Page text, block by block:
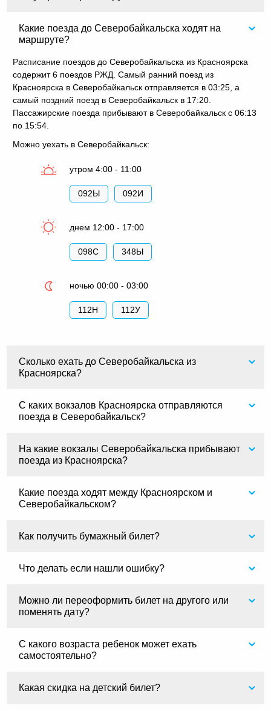
Какие поезда до Северобайкальска ходят на
маршруте?
Расписание поездов до Северобайкальска из Красноярска
содержит 6 поездов РЖД. Самый ранний поезд из
Красноярска в Северобайкальск отправляется в 03:25, а
самый поздний поезд в Северобайкальск в 17:20.
Пассажирские поезда прибывают в Северобайкальск с 06:13
по 15:54.
Можно уехать в Северобайкальск:
утром 4:00 - 11:00
092Ы 092И
днем 12:00 - 17:00
098С 348Ы
ночью 00:00 - 03:00
112Н 112У
Сколько ехать до Северобайкальска из
Красноярска?
С каких вокзалов Красноярска отправляются
поезда в Северобайкальск?
На какие вокзалы Северобайкальска прибывают
поезда из Красноярска?
Какие поезда ходят между Красноярском и
Северобайкальском?
Как получить бумажный билет?
Что делать если нашли ошибку?
Можно ли переоформить билет на другого или
поменять дату?
С какого возраста ребенок может ехать
самостоятельно?
Какая скидка на детский билет?